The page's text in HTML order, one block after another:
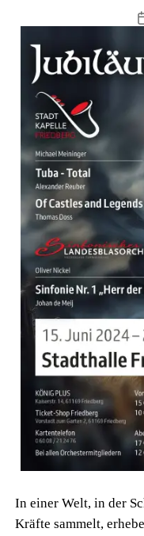
Park
In einer Welt, in der
Kräfte sammelt,